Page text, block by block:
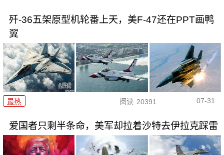
歼-36五架原型机轮番上天，美F-47还在PPT画鸭
翼
最热 阅读 20391 07-31
爱国者只剩半条命，美军却拉着沙特去伊拉克踩雷